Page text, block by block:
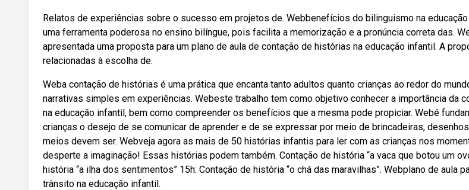
Relatos de experiências sobre o sucesso em projetos de. Webbenefícios do bilinguismo na
uma ferramenta poderosa no ensino bilíngue, pois facilita a memorização e a pronúncia correta das.
apresentada uma proposta para um plano de aula de contação de histórias na educação infantil. A
relacionadas à escolha de.
Weba contação de histórias é uma prática que encanta tanto adultos quanto crianças ao redor do
narrativas simples em experiências. Webeste trabalho tem como objetivo conhecer a importância da
na educação infantil, bem como compreender os benefícios que a mesma pode propiciar. Webé
crianças o desejo de se comunicar de aprender e de se expressar por meio de brincadeiras,
meios devem ser. Webveja agora as mais de 50 histórias infantis para ler com as crianças nos
desperte a imaginação! Essas histórias podem também. Contação de história “a vaca que botou um
história “a ilha dos sentimentos” 15h: Contação de história “o chá das maravilhas”. Webplano de aula
trânsito na educação infantil.